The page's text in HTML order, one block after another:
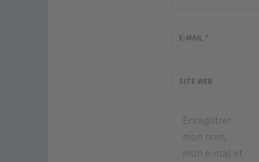
E-MAIL *
SITE WEB
Enregistrer
mon nom,
mon e-mail et